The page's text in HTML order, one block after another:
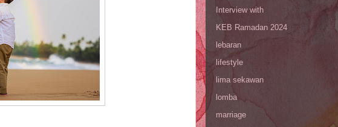
Interview with
KEB Ramadan 2024
lebaran
lifestyle
lima sekawan
lomba
marriage